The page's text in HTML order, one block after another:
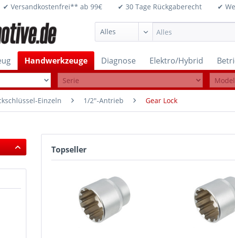
Versandkostenfrei** ab 99€ ✔ 30 Tage Rückgaberecht ✔
Handwerkzeuge Diagnose Elektro/Hybrid
Einzeln 1/2"-Antrieb Gear Lock
Topseller